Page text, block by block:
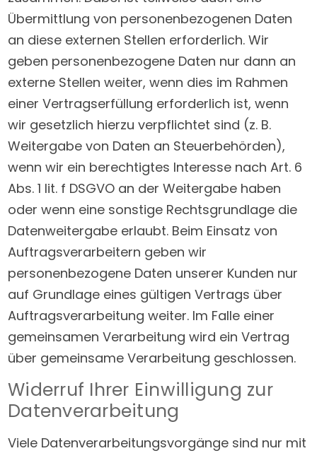
Übermittlung von personenbezogenen Daten
an diese externen Stellen erforderlich. Wir
geben personenbezogene Daten nur dann an
externe Stellen weiter, wenn dies im Rahmen
einer Vertragserfüllung erforderlich ist, wenn
wir gesetzlich hierzu verpflichtet sind (z. B.
Weitergabe von Daten an Steuerbehörden),
wenn wir ein berechtigtes Interesse nach Art. 6
Abs. 1 lit. f DSGVO an der Weitergabe haben
oder wenn eine sonstige Rechtsgrundlage die
Datenweitergabe erlaubt. Beim Einsatz von
Auftragsverarbeitern geben wir
personenbezogene Daten unserer Kunden nur
auf Grundlage eines gültigen Vertrags über
Auftragsverarbeitung weiter. Im Falle einer
gemeinsamen Verarbeitung wird ein Vertrag
über gemeinsame Verarbeitung geschlossen.
Widerruf Ihrer Einwilligung zur
Datenverarbeitung
Viele Datenverarbeitungsvorgänge sind nur mit